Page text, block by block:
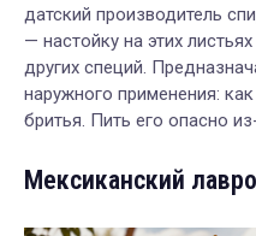
датский производитель
— настойку на этих
других специй.
наружного применения:
бритья. Пить его опасно
Мексиканский